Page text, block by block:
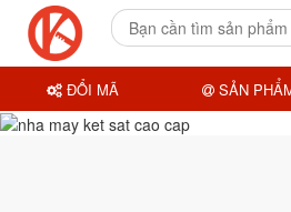
ĐỔI MÃ SẢN